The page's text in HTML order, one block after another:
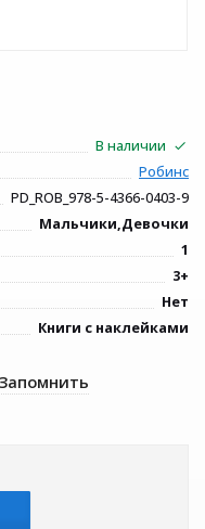
В наличии
Робинс
PD_ROB_978-5-4366-0403-9
Мальчики,Девочки
1
3+
Нет
Книги с наклейками